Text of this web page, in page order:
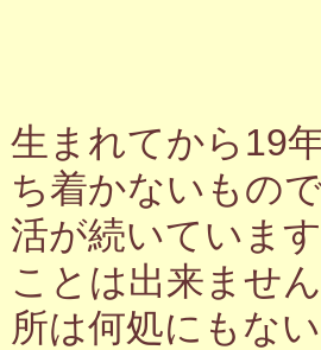
生まれてから19
ち着かないもの
活が続いていま
ことは出来ませ
所は何処にもな